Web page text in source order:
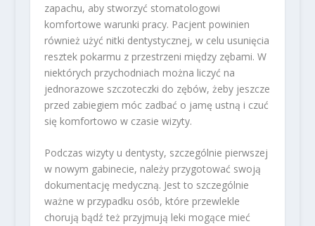
zapachu, aby stworzyć stomatologowi
komfortowe warunki pracy. Pacjent powinien
również użyć nitki dentystycznej, w celu usunięcia
resztek pokarmu z przestrzeni między zębami. W
niektórych przychodniach można liczyć na
jednorazowe szczoteczki do zębów, żeby jeszcze
przed zabiegiem móc zadbać o jamę ustną i czuć
się komfortowo w czasie wizyty.
Podczas wizyty u dentysty, szczególnie pierwszej
w nowym gabinecie, należy przygotować swoją
dokumentację medyczną. Jest to szczególnie
ważne w przypadku osób, które przewlekle
chorują bądź też przyjmują leki mogące mieć